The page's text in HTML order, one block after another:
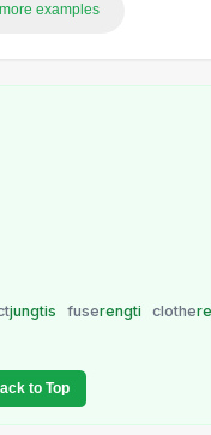
examples
jungtis fuserengti clothe
to Top